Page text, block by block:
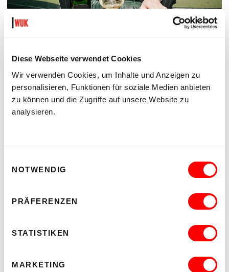
Diese Webseite verwendet Cookies
Wir verwenden Cookies, um Inhalte und Anzeigen zu
personalisieren, Funktionen für soziale Medien anbieten
zu können und die Zugriffe auf unsere Website zu
analysieren.
NOTWENDIG
PRÄFERENZEN
STATISTIKEN
MARKETING
20.30
Hof